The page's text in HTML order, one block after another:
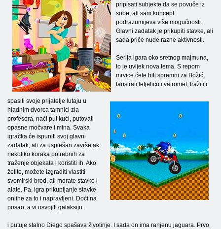
pripisati subjekte da se povuče iz
sobe, ali sam koncept
podrazumijeva više mogućnosti.
Glavni zadatak je prikupiti stavke, ali
sada priče nude razne aktivnosti.
Serija igara oko sretnog majmuna,
to je uvijek nova tema. S repom
mrvice ćete biti spremni za Božić,
lansirati letjelicu i vatromet, tražiti i
spasiti svoje prijatelje lutaju u
hladnim dvorca tamnici zla
profesora, naći put kući, putovati
opasne močvare i mina. Svaka
igračka će ispuniti svoj glavni
zadatak, ali za uspješan završetak
nekoliko koraka potrebnih za
traženje objekata i koristiti ih. Ako
želite, možete izgraditi vlastiti
svemirski brod, ali morate stavke i
alate. Pa, igra prikupljanje stavke
online za to i napravljeni. Doći na
posao, a vi osvojiti galaksiju.
i putuje stalno Diego spašava životinje. I sada on ima ranjenu jaguara. Prvo,